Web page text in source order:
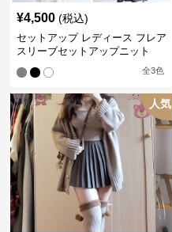
¥4,500 (税込)
セットアップ レディース フレア
スリーブセットアップニット
全3色
人気